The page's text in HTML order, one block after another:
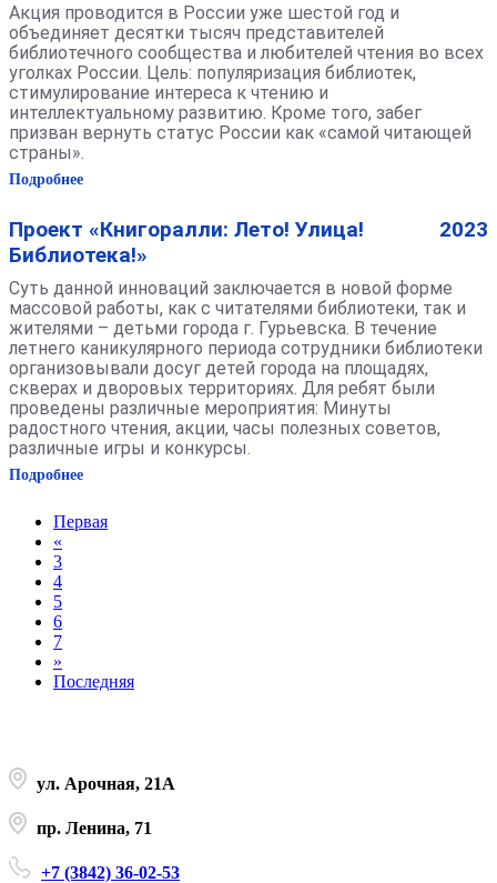
Акция проводится в России уже шестой год и
объединяет десятки тысяч представителей
библиотечного сообщества и любителей чтения во всех
уголках России. Цель: популяризация библиотек,
стимулирование интереса к чтению и
интеллектуальному развитию. Кроме того, забег
призван вернуть статус России как «самой читающей
страны».
Подробнее
Проект «Книгоралли: Лето! Улица!
Библиотека!»
2023
Суть данной инноваций заключается в новой форме
массовой работы, как с читателями библиотеки, так и
жителями – детьми города г. Гурьевска. В течение
летнего каникулярного периода сотрудники библиотеки
организовывали досуг детей города на площадях,
скверах и дворовых территориях. Для ребят были
проведены различные мероприятия: Минуты
радостного чтения, акции, часы полезных советов,
различные игры и конкурсы.
Подробнее
Первая
«
3
4
5
6
7
»
Последняя
ул. Арочная, 21А
пр. Ленина, 71
+7 (3842) 36-02-53